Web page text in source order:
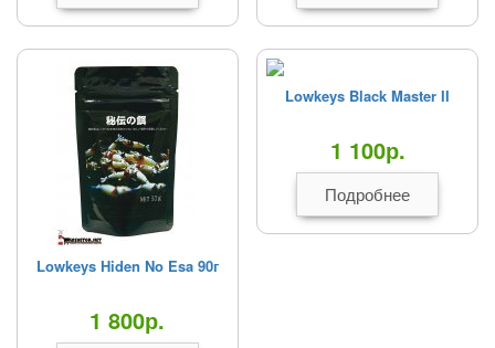
Lowkeys Hiden No Esa 90г
1 800р.
Lowkeys Black Master II
1 100р.
Подробнее